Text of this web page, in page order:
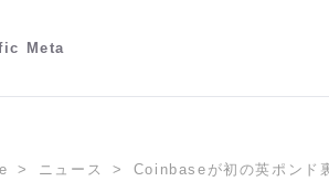
Meta
ニュース Coinbaseが初の英ポンド